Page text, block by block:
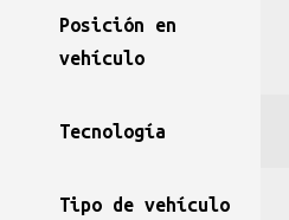
Posición en
vehículo
Tecnología
Tipo de vehículo